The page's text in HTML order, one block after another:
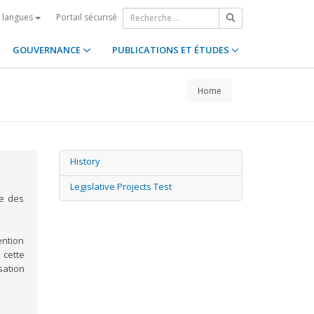
Portail sécurisé
GOUVERNANCE PUBLICATIONS ET ÉTUDES
Home
des
cette
History
Legislative Projects Test